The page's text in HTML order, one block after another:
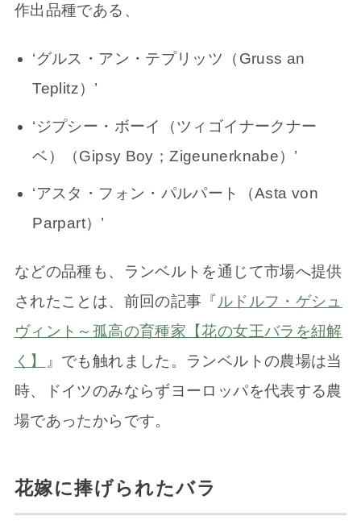
作出品種である、
‘グルス・アン・テプリッツ（Gruss an
Teplitz）’
‘ジプシー・ボーイ（ツィゴイナークナー
ベ）（Gipsy Boy；Zigeunerknabe）’
‘アスタ・フォン・パルパート（Asta von
Parpart）’
などの品種も、ランベルトを通じて市場へ提供
されたことは、前回の記事『ルドルフ・ゲシュ
ヴィント～孤高の育種家【花の女王バラを紐解
く】
』でも触れました。ランベルトの農場は当
時、ドイツのみならずヨーロッパを代表する農
場であったからです。
花嫁に捧げられたバラ